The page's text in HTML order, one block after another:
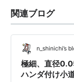
関連ブログ
n_shinichi’s
極細、直径
ハンダ付け小